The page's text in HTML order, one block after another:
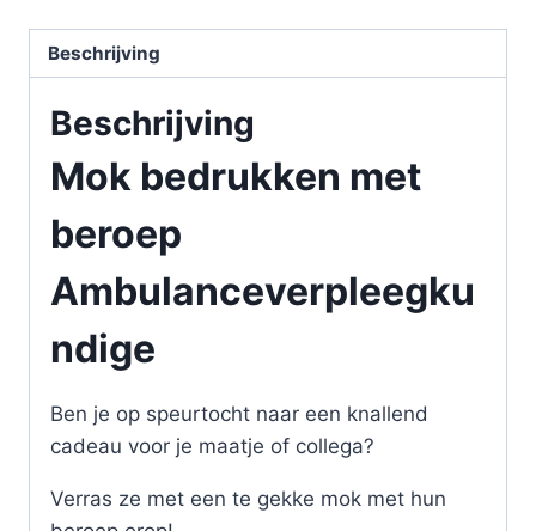
Beschrijving
Beschrijving
Mok bedrukken met
beroep
Ambulanceverpleegku
ndige
Ben je op speurtocht naar een knallend
cadeau voor je maatje of collega?
Verras ze met een te gekke mok met hun